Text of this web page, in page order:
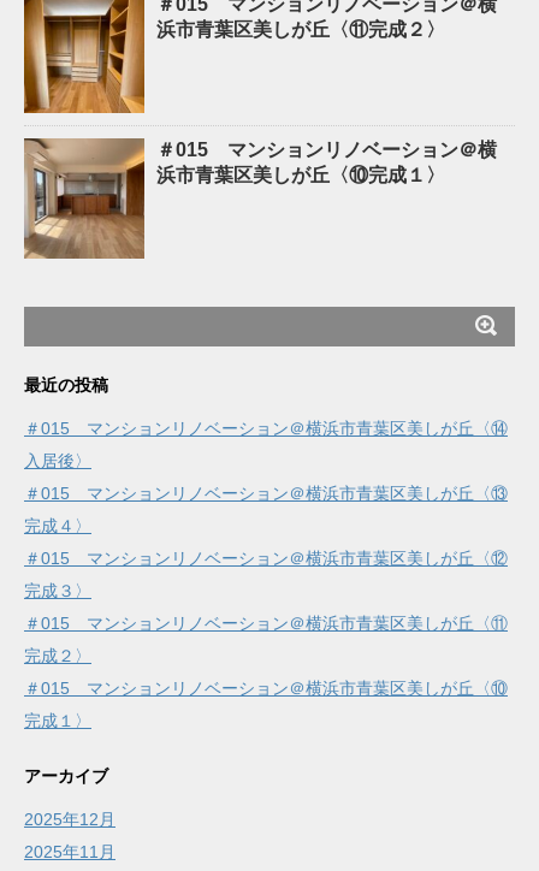
浜市青葉区美しが丘〈⑪完成２〉
＃015 マンションリノベーション＠横
浜市青葉区美しが丘〈⑩完成１〉
最近の投稿
＃015 マンションリノベーション＠横浜市青葉区美しが丘〈⑭
入居後〉
＃015 マンションリノベーション＠横浜市青葉区美しが丘〈⑬
完成４〉
＃015 マンションリノベーション＠横浜市青葉区美しが丘〈⑫
完成３〉
＃015 マンションリノベーション＠横浜市青葉区美しが丘〈⑪
完成２〉
＃015 マンションリノベーション＠横浜市青葉区美しが丘〈⑩
完成１〉
アーカイブ
2025年12月
2025年11月